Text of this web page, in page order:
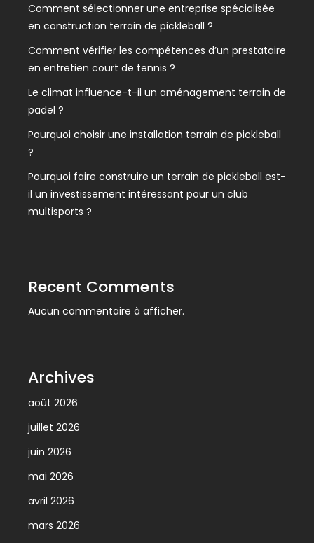
Comment sélectionner une entreprise spécialisée
en construction terrain de pickleball ?
Comment vérifier les compétences d’un prestataire
en entretien court de tennis ?
Le climat influence-t-il un aménagement terrain de
padel ?
Pourquoi choisir une installation terrain de pickleball
?
Pourquoi faire construire un terrain de pickleball est-
il un investissement intéressant pour un club
multisports ?
Recent Comments
Aucun commentaire à afficher.
Archives
août 2026
juillet 2026
juin 2026
mai 2026
avril 2026
mars 2026